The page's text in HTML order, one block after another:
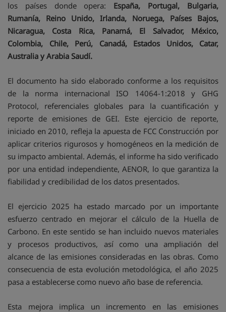
los países donde opera: España, Portugal, Bulgaria,
Rumanía, Reino Unido, Irlanda, Noruega, Países Bajos,
Nicaragua, Costa Rica, Panamá, El Salvador, México,
Colombia, Chile, Perú, Canadá, Estados Unidos, Catar,
Australia y Arabia Saudí.
El documento ha sido elaborado conforme a los requisitos
de la norma internacional ISO 14064-1:2018 y GHG
Protocol, referenciales globales para la cuantificación y
reporte de emisiones de GEI. Este ejercicio de reporte,
iniciado en 2010, refleja la apuesta de FCC Construcción por
aplicar criterios rigurosos y homogéneos en la medición de
su impacto ambiental. Además, el informe ha sido verificado
por una entidad independiente, AENOR, lo que garantiza la
fiabilidad y credibilidad de los datos presentados.
El ejercicio 2025 ha estado marcado por un importante
esfuerzo centrado en mejorar el cálculo de la Huella de
Carbono. En este sentido se han incluido nuevos materiales
y procesos productivos, así como una ampliación del
alcance de las emisiones consideradas en las obras. Como
consecuencia de esta evolución metodológica, el año 2025
pasa a establecerse como nuevo año base de referencia.
Esta mejora implica un incremento en las emisiones